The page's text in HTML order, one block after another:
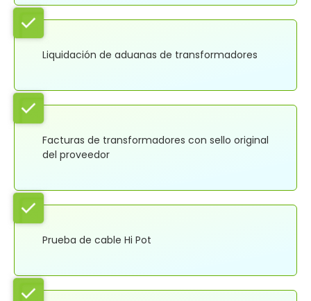
Liquidación de aduanas de transformadores
Facturas de transformadores con sello original
del proveedor
Prueba de cable Hi Pot